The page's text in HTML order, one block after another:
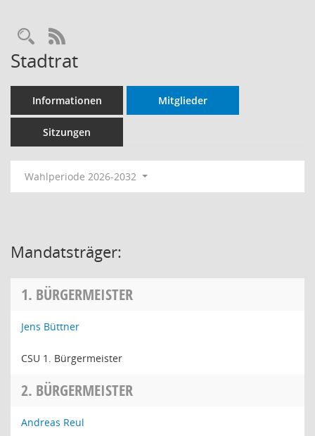
Rechercheauswahl
RSS-Feed
Stadtrat
Informationen Mitglieder
Sitzungen
Wahlperiode 2026-2032
Mandatsträger:
1. BÜRGERMEISTER
Jens Büttner
CSU 1. Bürgermeister
2. BÜRGERMEISTER
Andreas Reul